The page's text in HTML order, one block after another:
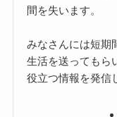
間を失います。
みなさんには短期
生活を送ってもら
役立つ情報を発信